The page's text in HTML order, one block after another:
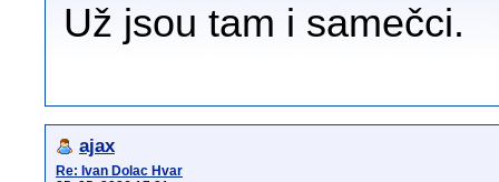
Už jsou tam i samečci.
ajax
Re: Ivan Dolac Hvar